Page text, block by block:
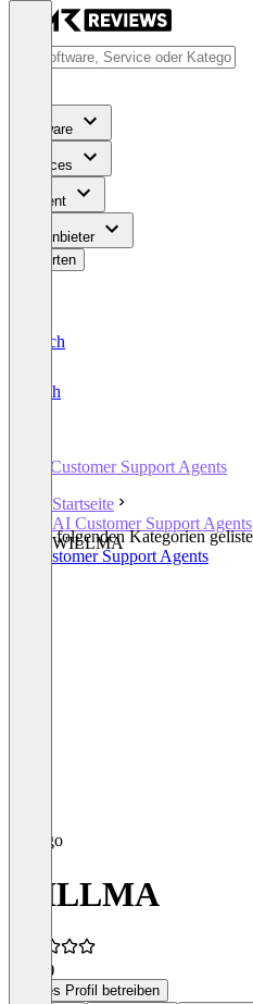
Software
Services
Content
Für Anbieter
Bewerten
Deutsch
English
AI Customer Support Agents
Startseite
AI Customer Support Agents
WILLMA
In den folgenden Kategorien
AI Customer Support Agents
WILLMA
(1)
Dieses Profil betreiben